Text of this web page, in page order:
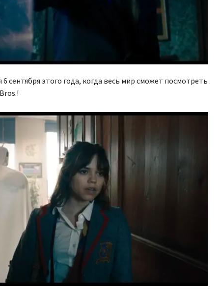
сентября этого года, когда весь мир сможет посмотреть